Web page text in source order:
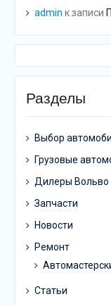
admin к записи
Разделы
Выбор
Грузовые
Дилеры Вольво
Запчасти
Новости
Ремонт
Статьи